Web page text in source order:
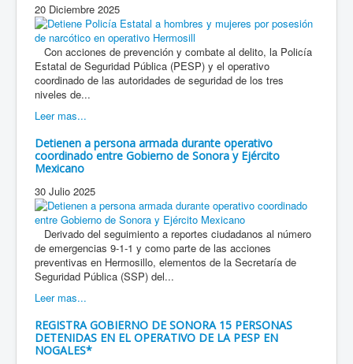
20 Diciembre 2025
Con acciones de prevención y combate al delito, la Policía
Estatal de Seguridad Pública (PESP) y el operativo
coordinado de las autoridades de seguridad de los tres
niveles de...
Leer mas...
Detienen a persona armada durante operativo
coordinado entre Gobierno de Sonora y Ejército
Mexicano
30 Julio 2025
Derivado del seguimiento a reportes ciudadanos al número
de emergencias 9-1-1 y como parte de las acciones
preventivas en Hermosillo, elementos de la Secretaría de
Seguridad Pública (SSP) del...
Leer mas...
REGISTRA GOBIERNO DE SONORA 15 PERSONAS
DETENIDAS EN EL OPERATIVO DE LA PESP EN
NOGALES*